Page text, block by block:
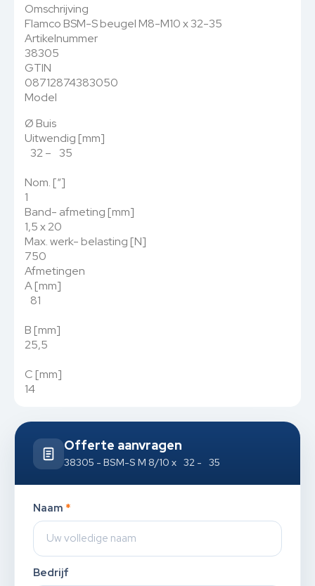
Omschrijving
Flamco BSM-S beugel M8-M10 x 32-35
Artikelnummer
38305
GTIN
08712874383050
Model
Ø Buis
Uitwendig [mm]
32 – 35
Nom. [“]
1
Band- afmeting [mm]
1,5 x 20
Max. werk- belasting [N]
750
Afmetingen
A [mm]
81
B [mm]
25,5
C [mm]
14
Offerte aanvragen
38305 - BSM-S M 8/10 x 32 - 35
Naam *
Bedrijf